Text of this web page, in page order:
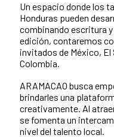
Un espacio donde los
Honduras pueden
combinando escritura
edición, contaremos
invitados de México, El
Colombia.
ARAMACAO busca
brindarles una
creativamente. Al
se fomenta un
nivel del talento local.